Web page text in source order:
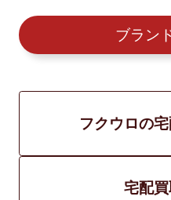
ブラン
フクウロの
宅配